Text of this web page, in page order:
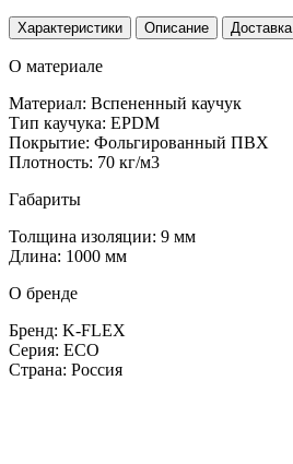
Характеристики Описание Доставка
О материале
Материал: Вспененный каучук
Тип каучука: EPDM
Покрытие: Фольгированный ПВХ
Плотность: 70 кг/м3
Габариты
Толщина изоляции: 9 мм
Длина: 1000 мм
О бренде
Бренд: K-FLEX
Серия: ECO
Страна: Россия